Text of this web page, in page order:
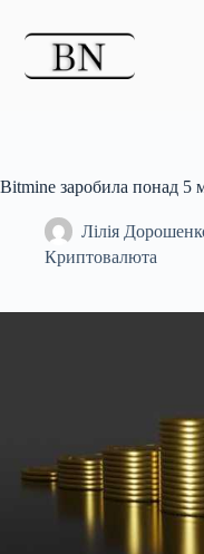
Bitmine заробила понад 5
Лілія
Криптовалюта